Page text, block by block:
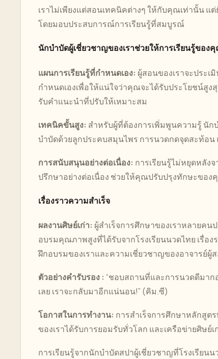
เราไม่เพียงแต่สอนเทคนิคต่างๆ ให้กับคุณเท่านั้น
โดยมอบประสบการณ์การเรียนรู้ที่สมบูรณ์
นักบำบัดผู้เชี่ยวชาญของเราช่วยให้การเรียนรู้ของ
แผนการเรียนรู้ที่กำหนดเอง: ผู้สอนของเราจะประ
กำหนดเองเพื่อให้แน่ใจว่าคุณจะได้รับประโยชน์สู
รับคำแนะนำที่ปรับให้เหมาะสม
เทคนิคขั้นสูง: สำหรับผู้ที่ต้องการเพิ่มพูนความรู้ นัก
บำบัดด้วยลูกประคบสมุนไพร การนวดกดจุดสะท้อน
การสนับสนุนอย่างต่อเนื่อง: การเรียนรู้ไม่หยุดหลัง
ปรึกษาอย่างต่อเนื่อง ช่วยให้คุณปรับปรุงทักษะขอ
เรื่องราวความสำเร็จ
ผลงานศิษย์เก่า: ผู้สำเร็จการศึกษาของเราหลายค
อบรมคุณภาพสูงที่ได้รับจากโรงเรียนนวดไทย เรื่อ
ฝึกอบรมของเราและความเชี่ยวชาญของอาจารย์ผู้
ตัวอย่างคำรับรอง : “ชอบสถานที่และการนวดดีมาก
เลย เราจะกลับมาอีกแน่นอน!” (คิม.ซี)
โอกาสในการทำงาน: การสำเร็จการศึกษาหลักสูต
ของเราได้รับการยอมรับทั่วโลก และเครือข่ายศิษ
การเรียนรู้จากนักบำบัดสปาผู้เชี่ยวชาญที่โรงเรีย